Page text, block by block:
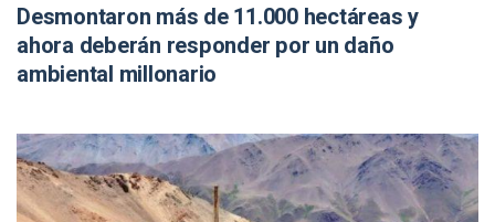
Desmontaron más de 11.000 hectáreas y
ahora deberán responder por un daño
ambiental millonario